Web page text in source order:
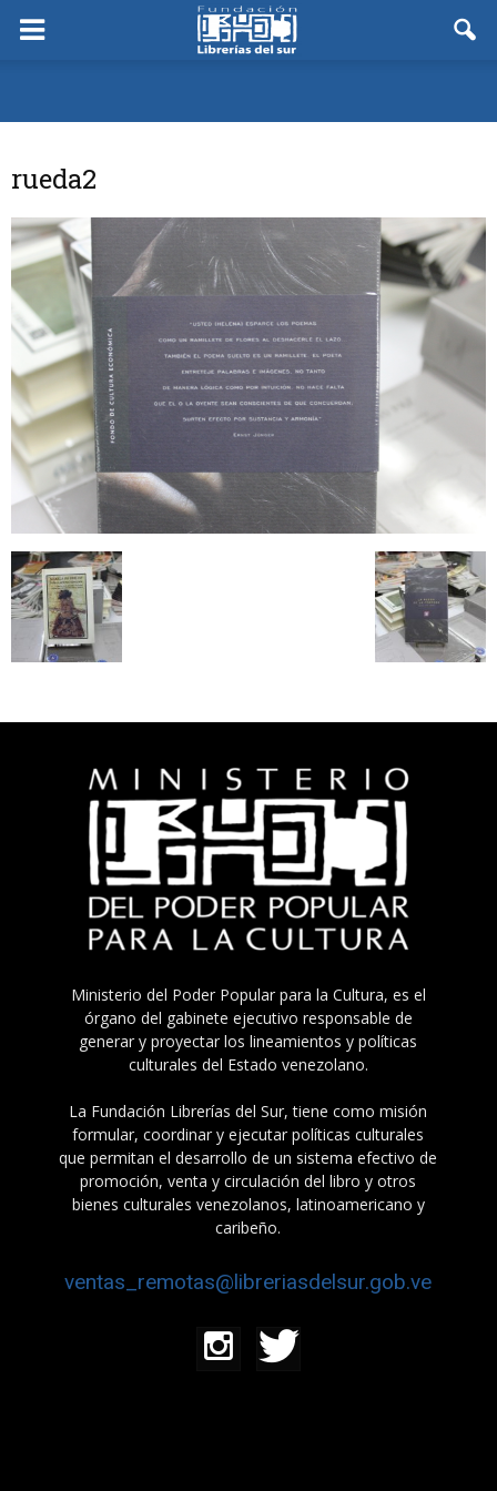
rueda2
Ministerio del Poder Popular para la Cultura, es el
órgano del gabinete ejecutivo responsable de
generar y proyectar los lineamientos y políticas
culturales del Estado venezolano.
La Fundación Librerías del Sur, tiene como misión
formular, coordinar y ejecutar políticas culturales
que permitan el desarrollo de un sistema efectivo de
promoción, venta y circulación del libro y otros
bienes culturales venezolanos, latinoamericano y
caribeño.
ventas_remotas@libreriasdelsur.gob.ve